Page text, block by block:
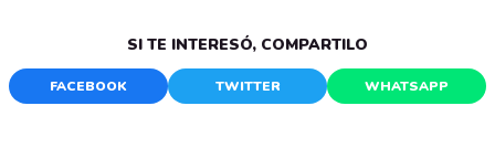
SI TE INTERESÓ, COMPARTILO
FACEBOOK TWITTER WHATSAPP